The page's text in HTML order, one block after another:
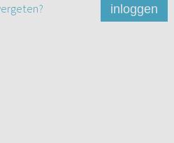
inloggen